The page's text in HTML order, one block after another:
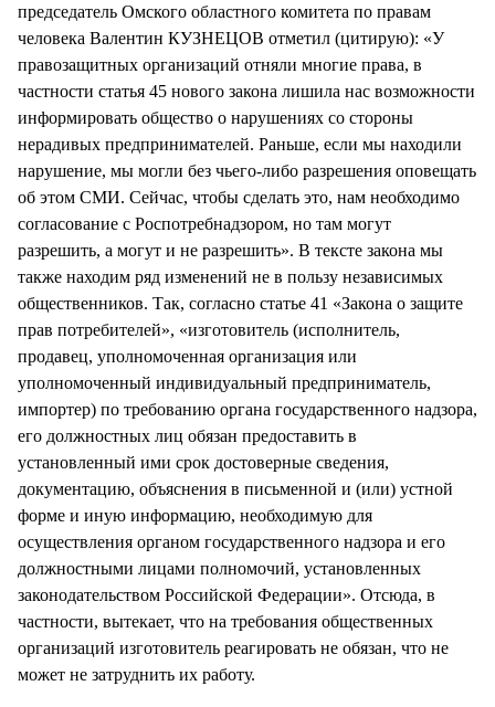
председатель Омского областного комитета по правам
человека Валентин КУЗНЕЦОВ отметил (цитирую): «У
правозащитных организаций отняли многие права, в
частности статья 45 нового закона лишила нас возможности
информировать общество о нарушениях со стороны
нерадивых предпринимателей. Раньше, если мы находили
нарушение, мы могли без чьего-либо разрешения оповещать
об этом СМИ. Сейчас, чтобы сделать это, нам необходимо
согласование с Роспотребнадзором, но там могут
разрешить, а могут и не разрешить». В тексте закона мы
также находим ряд изменений не в пользу независимых
общественников. Так, согласно статье 41 «Закона о защите
прав потребителей», «изготовитель (исполнитель,
продавец, уполномоченная организация или
уполномоченный индивидуальный предприниматель,
импортер) по требованию органа государственного надзора,
его должностных лиц обязан предоставить в
установленный ими срок достоверные сведения,
документацию, объяснения в письменной и (или) устной
форме и иную информацию, необходимую для
осуществления органом государственного надзора и его
должностными лицами полномочий, установленных
законодательством Российской Федерации». Отсюда, в
частности, вытекает, что на требования общественных
организаций изготовитель реагировать не обязан, что не
может не затруднить их работу.